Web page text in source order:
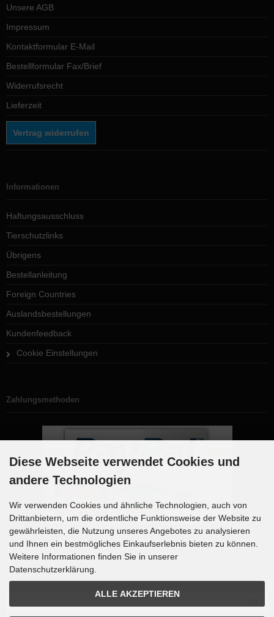
Unsere AGB
Impressum
Kontaktformular E-Mail
Bestellformular Fax/Brief
Widerrufsrecht
Lieferzeit
Vertrag widerrufen
Informationen
Haftungsausschluss
Tierschutzlinks
Übrigens
Bestellanleitung
Foreign Countries
Auslandsbestellungen
Kundenfeedback
Cookie Einstellungen
Zahlungsmethoden
Newsletter-Anmeldung
E-Mail-Adresse:
Diese Webseite verwendet Cookies und
andere Technologien
Wir verwenden Cookies und ähnliche Technologien, auch von
Drittanbietern, um die ordentliche Funktionsweise der Website zu
gewährleisten, die Nutzung unseres Angebotes zu analysieren
und Ihnen ein bestmögliches Einkaufserlebnis bieten zu können.
Weitere Informationen finden Sie in unserer
Datenschutzerklärung.
ALLE AKZEPTIEREN